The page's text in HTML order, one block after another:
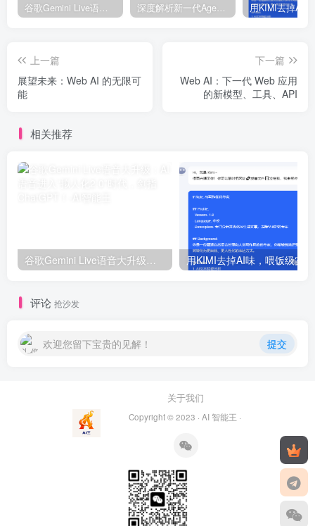
谷歌Gemini Live语音大升级：AI语音进入“拟人化2.0”时代，剑指ChatGPT！ 深度解析新一代Agent框架Agno, 号称比LangGraph快5000倍!
上一篇
展望未来：Web AI 的无限可
能
下一篇
Web AI：下一代 Web 应用
的新模型、工具、API
相关推荐
谷歌Gemini Live语音大升级：AI语音进入“拟人化2.0”时代，剑指ChatGPT！
评论 抢沙发
欢迎您留下宝贵的见解！ 提交
关于我们
Copyright © 2023 · AI 智能王 ·